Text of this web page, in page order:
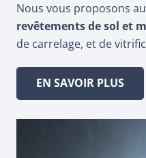
Nous vous proposons
revêtements de sol et
de carrelage, et de
EN SAVOIR PLUS